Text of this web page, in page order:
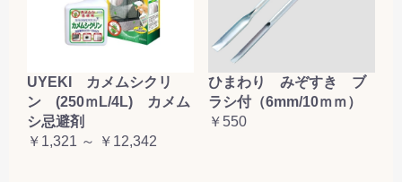
お買い物を続ける カートへ進む
UYEKI カメムシクリ
ン (250ｍL/4L) カメム
シ忌避剤
￥1,321 ～ ￥12,342
ひまわり みぞすき ブ
ラシ付（6mm/10ｍｍ）
￥550